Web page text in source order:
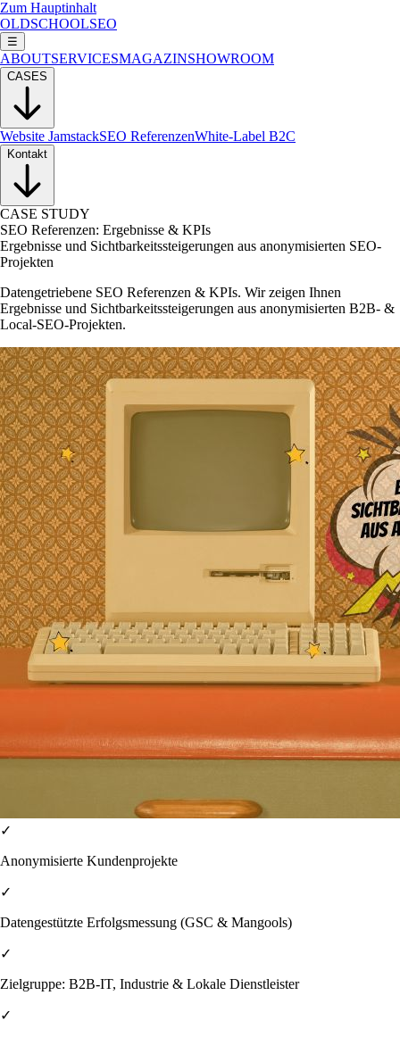
Zum Hauptinhalt
OLDSCHOOLSEO
☰
ABOUTSERVICESMAGAZINSHOWROOM
CASES
Website JamstackSEO ReferenzenWhite-Label B2C
Kontakt
CASE STUDY
SEO Referenzen: Ergebnisse & KPIs
Ergebnisse und Sichtbarkeitssteigerungen aus anonymisierten SEO-
Projekten
Datengetriebene SEO Referenzen & KPIs. Wir zeigen Ihnen
Ergebnisse und Sichtbarkeitssteigerungen aus anonymisierten B2B- &
Local-SEO-Projekten.
✓
Anonymisierte Kundenprojekte
✓
Datengestützte Erfolgsmessung (GSC & Mangools)
✓
Zielgruppe: B2B-IT, Industrie & Lokale Dienstleister
✓